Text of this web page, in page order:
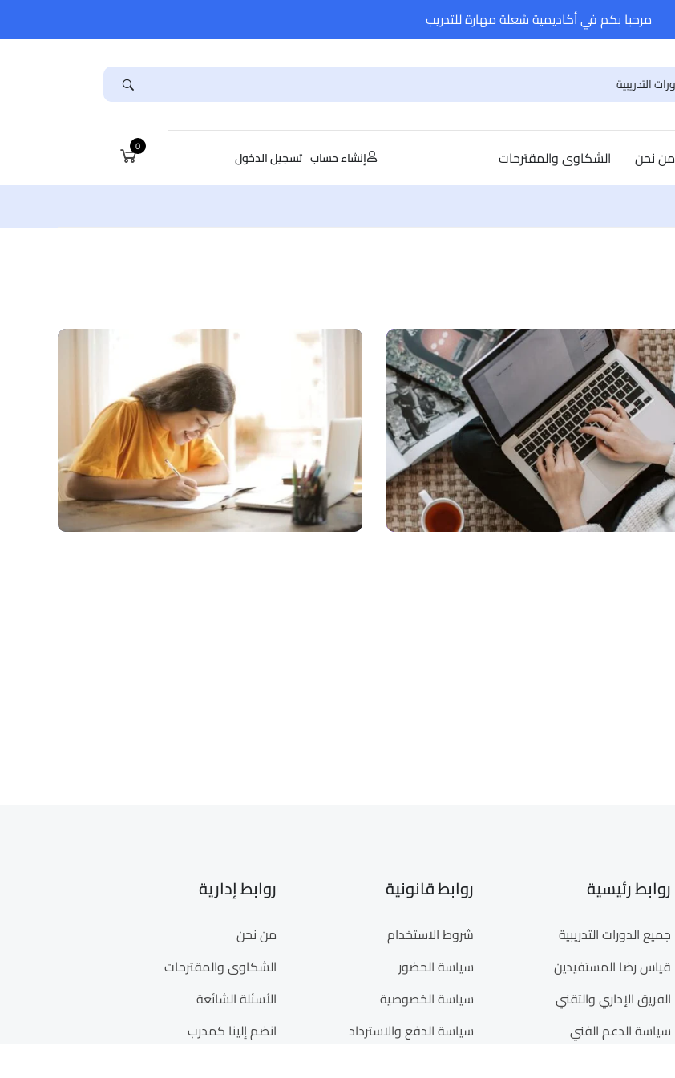
مرحبا بكم في أكاديمية شعلة مهارة للتدريب
من نحن الشكاوى والمقترحات إنشاء حساب تسجيل الدخول
0
روابط رئيسية
جميع الدورات التدريبية
قياس رضا المستفيدين
الفريق الإداري والتقني
سياسة الدعم الفني
روابط قانونية
شروط الاستخدام
سياسة الحضور
سياسة الخصوصية
سياسة الدفع والاسترداد
روابط إدارية
من نحن
الشكاوى والمقترحات
الأسئلة الشائعة
انضم إلينا كمدرب